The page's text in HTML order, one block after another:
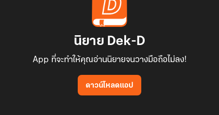
นิยาย Dek-D
App ที่จะทำให้คุณอ่านนิยายจนวางมือถือไม่ลง!
ดาวน์โหลดแอป